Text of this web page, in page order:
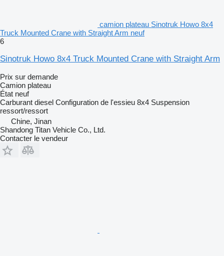
camion plateau Sinotruk Howo 8x4
Truck Mounted Crane with Straight Arm neuf
6
Sinotruk Howo 8x4 Truck Mounted Crane with Straight Arm
Prix sur demande
Camion plateau
État neuf
Carburant diesel Configuration de l'essieu 8x4 Suspension
ressort/ressort
Chine, Jinan
Shandong Titan Vehicle Co., Ltd.
Contacter le vendeur